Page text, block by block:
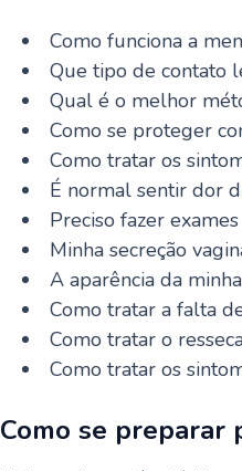
Como funciona a
Que tipo de contato
Qual é o melhor
Como se proteger
Como tratar os
É normal sentir dor
Preciso fazer
Minha secreção
A aparência da
Como tratar a falta
Como tratar o
Como tratar os
Como se preparar